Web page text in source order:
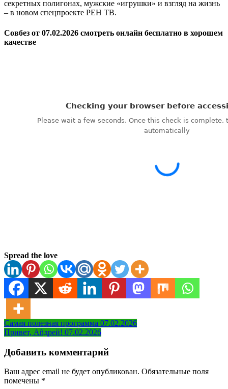
секретных полигонах, мужские «игрушки» и взгляд на жизнь
– в новом спецпроекте РЕН ТВ.
Совбез от 07.02.2026 смотреть онлайн бесплатно в хорошем
качестве
Spread the love
Навигация
по
записям
Самая полезная программа 07.02.2026
Привет, Аñдрей! 07.02.2026
Добавить комментарий
Ваш адрес email не будет опубликован. Обязательные поля
помечены *